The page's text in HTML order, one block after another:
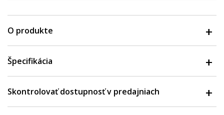
O produkte
Špecifikácia
Skontrolovať dostupnosť v predajniach